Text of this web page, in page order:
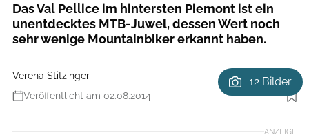
Das Val Pellice im hintersten Piemont ist ein
unentdecktes MTB-Juwel, dessen Wert noch
sehr wenige Mountainbiker erkannt haben.
Verena Stitzinger
Veröffentlicht am 02.08.2014
Foto: MountainBIKE
12 Bilder
ANZEIGE